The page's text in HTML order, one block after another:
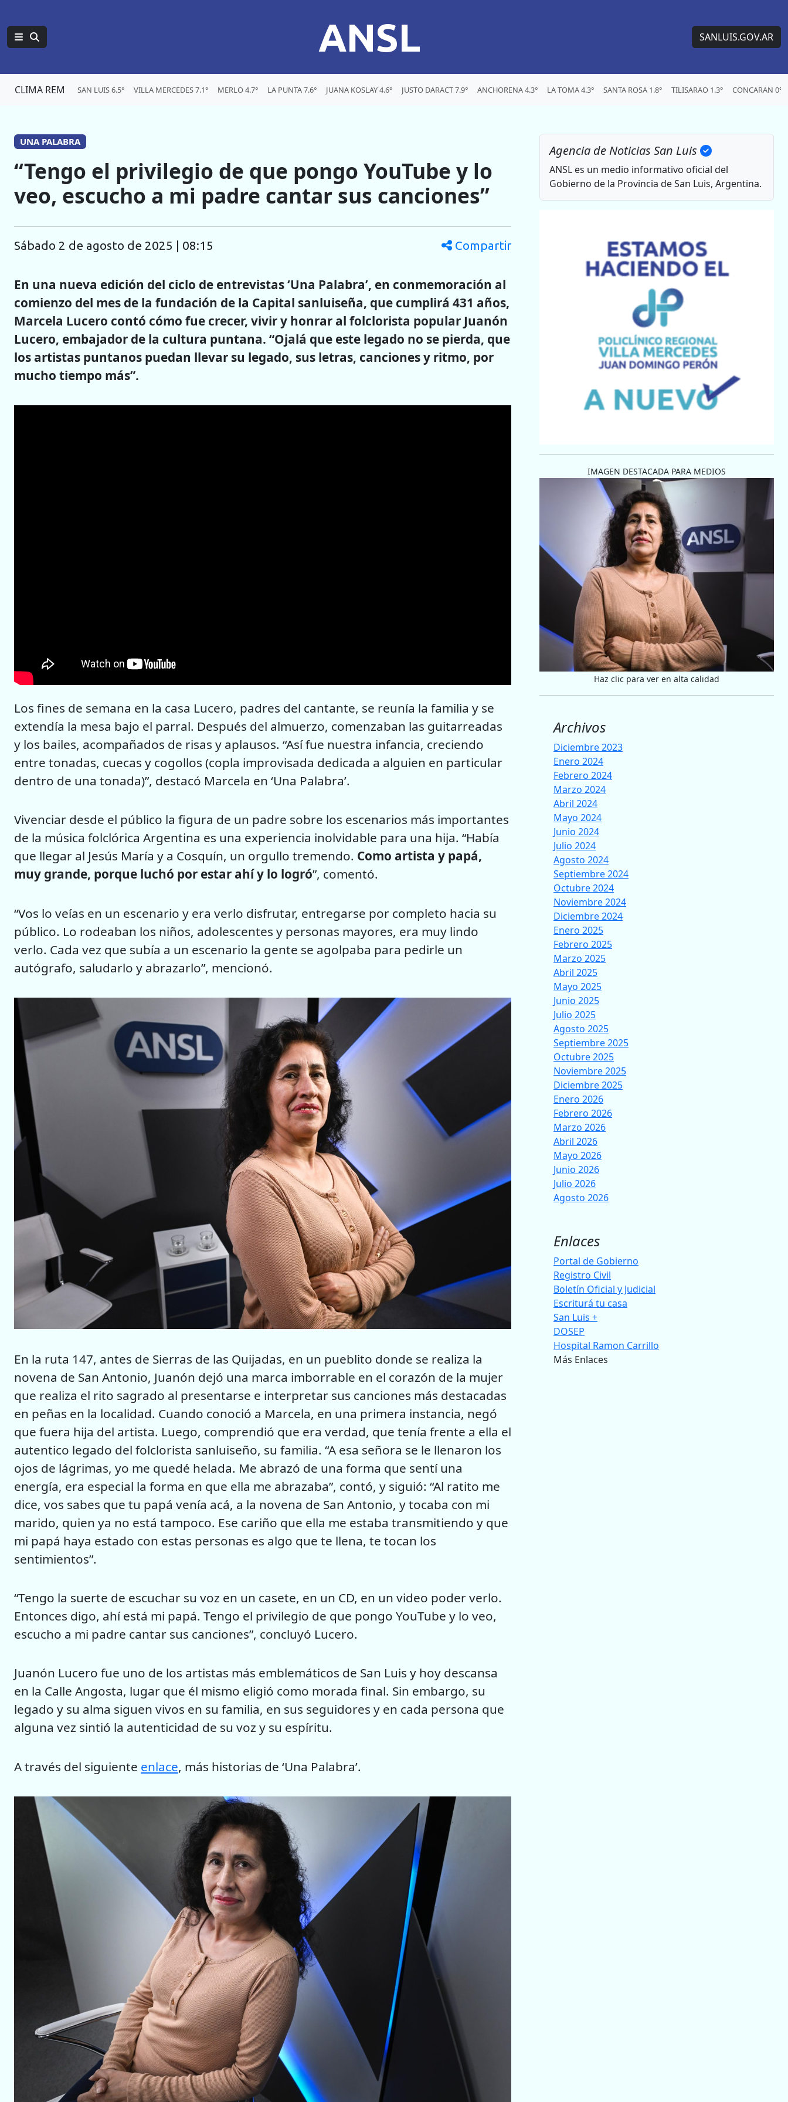
ANSL SANLUIS.GOV.AR
CLIMA REM SAN LUIS 6.5° VILLA MERCEDES 7.1° MERLO 4.7° LA PUNTA 7.6° JUANA KOSLAY 4.6° JUSTO DARACT 7.9° ANCHORENA 4.3° LA TOMA 4.3° SANTA ROSA 1.8° TILISARAO 1.3° CONCARAN 0°
UNA PALABRA
“Tengo el privilegio de que pongo YouTube y lo
veo, escucho a mi padre cantar sus canciones”
sábado 2 de agosto de 2025 | 08:15 Compartir
En una nueva edición del ciclo de entrevistas ‘Una Palabra’, en conmemoración al
comienzo del mes de la fundación de la Capital sanluiseña, que cumplirá 431 años,
Marcela Lucero contó cómo fue crecer, vivir y honrar al folclorista popular Juanón
Lucero, embajador de la cultura puntana. “Ojalá que este legado no se pierda, que
los artistas puntanos puedan llevar su legado, sus letras, canciones y ritmo, por
mucho tiempo más”.
Los fines de semana en la casa Lucero, padres del cantante, se reunía la familia y se
extendía la mesa bajo el parral. Después del almuerzo, comenzaban las guitarreadas
y los bailes, acompañados de risas y aplausos. “Así fue nuestra infancia, creciendo
entre tonadas, cuecas y cogollos (copla improvisada dedicada a alguien en particular
dentro de una tonada)”, destacó Marcela en ‘Una Palabra’.
Vivenciar desde el público la figura de un padre sobre los escenarios más importantes
de la música folclórica Argentina es una experiencia inolvidable para una hija. “Había
que llegar al Jesús María y a Cosquín, un orgullo tremendo. Como artista y papá,
muy grande, porque luchó por estar ahí y lo logró”, comentó.
“Vos lo veías en un escenario y era verlo disfrutar, entregarse por completo hacia su
público. Lo rodeaban los niños, adolescentes y personas mayores, era muy lindo
verlo. Cada vez que subía a un escenario la gente se agolpaba para pedirle un
autógrafo, saludarlo y abrazarlo”, mencionó.
En la ruta 147, antes de Sierras de las Quijadas, en un pueblito donde se realiza la
novena de San Antonio, Juanón dejó una marca imborrable en el corazón de la mujer
que realiza el rito sagrado al presentarse e interpretar sus canciones más destacadas
en peñas en la localidad. Cuando conoció a Marcela, en una primera instancia, negó
que fuera hija del artista. Luego, comprendió que era verdad, que tenía frente a ella el
autentico legado del folclorista sanluiseño, su familia. “A esa señora se le llenaron los
ojos de lágrimas, yo me quedé helada. Me abrazó de una forma que sentí una
energía, era especial la forma en que ella me abrazaba”, contó, y siguió: “Al ratito me
dice, vos sabes que tu papá venía acá, a la novena de San Antonio, y tocaba con mi
marido, quien ya no está tampoco. Ese cariño que ella me estaba transmitiendo y que
mi papá haya estado con estas personas es algo que te llena, te tocan los
sentimientos”.
“Tengo la suerte de escuchar su voz en un casete, en un CD, en un video poder verlo.
Entonces digo, ahí está mi papá. Tengo el privilegio de que pongo YouTube y lo veo,
escucho a mi padre cantar sus canciones”, concluyó Lucero.
Juanón Lucero fue uno de los artistas más emblemáticos de San Luis y hoy descansa
en la Calle Angosta, lugar que él mismo eligió como morada final. Sin embargo, su
legado y su alma siguen vivos en su familia, en sus seguidores y en cada persona que
alguna vez sintió la autenticidad de su voz y su espíritu.
A través del siguiente enlace, más historias de ‘Una Palabra’.
Agencia de Noticias San Luis
ANSL es un medio informativo oficial del
Gobierno de la Provincia de San Luis, Argentina.
IMAGEN DESTACADA PARA MEDIOS
Haz clic para ver en alta calidad
Archivos
Diciembre 2023
Enero 2024
Febrero 2024
Marzo 2024
Abril 2024
Mayo 2024
Junio 2024
Julio 2024
Agosto 2024
Septiembre 2024
Octubre 2024
Noviembre 2024
Diciembre 2024
Enero 2025
Febrero 2025
Marzo 2025
Abril 2025
Mayo 2025
Junio 2025
Julio 2025
Agosto 2025
Septiembre 2025
Octubre 2025
Noviembre 2025
Diciembre 2025
Enero 2026
Febrero 2026
Marzo 2026
Abril 2026
Mayo 2026
Junio 2026
Julio 2026
Agosto 2026
Enlaces
Portal de Gobierno
Registro Civil
Boletín Oficial y Judicial
Escriturá tu casa
San Luis +
DOSEP
Hospital Ramon Carrillo
Más Enlaces